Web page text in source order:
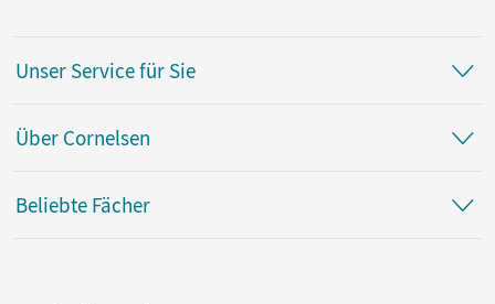
Unser Service für Sie
Über Cornelsen
Beliebte Fächer